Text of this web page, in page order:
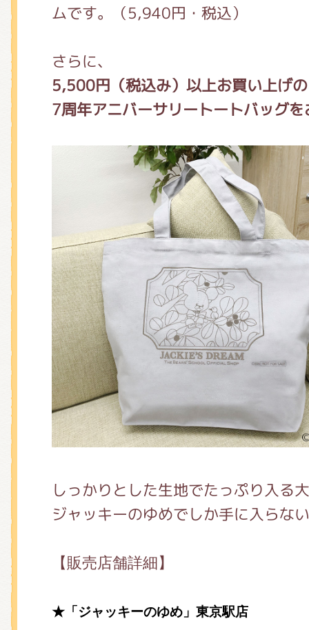
ムです。（5,940円・税込）
さらに、
5,500円（税込み）以上お買い上げ
7周年アニバーサリートートバッグを
しっかりとした生地でたっぷり入る
ジャッキーのゆめでしか手に入らな
【販売店舗詳細】
★「ジャッキーのゆめ」東京駅店